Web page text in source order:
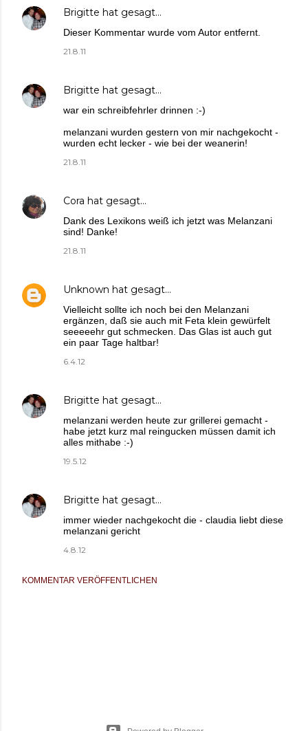
Brigitte hat gesagt…
Dieser Kommentar wurde vom Autor entfernt.
21.8.11
Brigitte hat gesagt…
war ein schreibfehrler drinnen :-)
melanzani wurden gestern von mir nachgekocht -
wurden echt lecker - wie bei der weanerin!
21.8.11
Cora hat gesagt…
Dank des Lexikons weiß ich jetzt was Melanzani
sind! Danke!
21.8.11
Unknown hat gesagt…
Vielleicht sollte ich noch bei den Melanzani
ergänzen, daß sie auch mit Feta klein gewürfelt
seeeeehr gut schmecken. Das Glas ist auch gut
ein paar Tage haltbar!
6.4.12
Brigitte hat gesagt…
melanzani werden heute zur grillerei gemacht -
habe jetzt kurz mal reingucken müssen damit ich
alles mithabe :-)
19.5.12
Brigitte hat gesagt…
immer wieder nachgekocht die - claudia liebt diese
melanzani gericht
4.8.12
KOMMENTAR VERÖFFENTLICHEN